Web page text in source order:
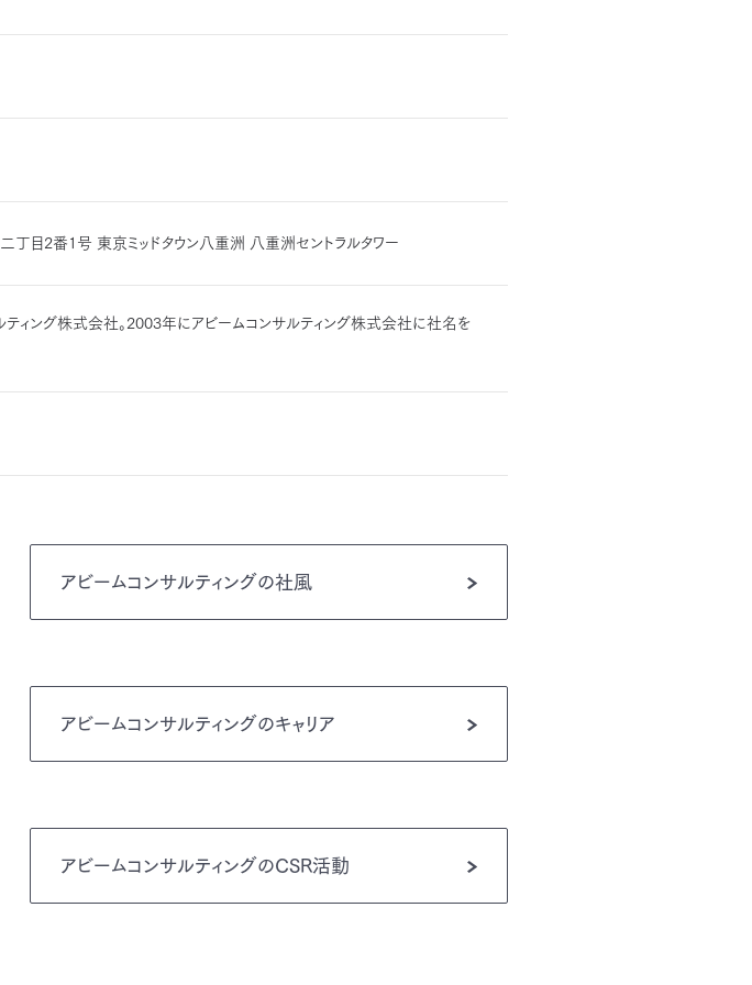
目2番1号 東京ミッドタウン八重洲 八重洲セントラルタワー
ティング株式会社。2003年にアビームコンサルティング株式会社に社名を
アビームコンサルティングの社風
アビームコンサルティングのキャリア
アビームコンサルティングのCSR活動